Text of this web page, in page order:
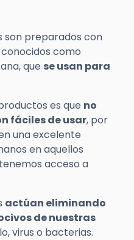
son preparados con
como
que se usan para
es que no
fáciles de usar, por
una excelente
en aquellos
acceso a
actúan eliminando
de nuestras
virus o bacterias.